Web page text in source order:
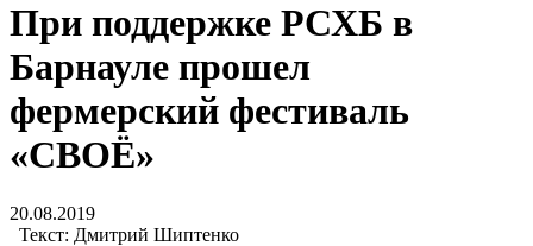
При поддержке РСХБ в
Барнауле прошел
фермерский фестиваль
«СВОЁ»
20.08.2019
Текст: Дмитрий Шиптенко